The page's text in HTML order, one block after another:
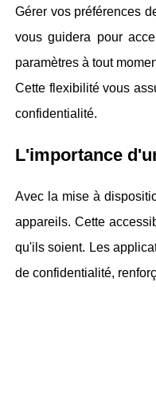
Gérer vos préférences
vous guidera pour
paramètres à tout
Cette flexibilité vous
confidentialité.
L'importance
Avec la mise à
appareils. Cette
qu'ils soient. Les
de confidentialité,